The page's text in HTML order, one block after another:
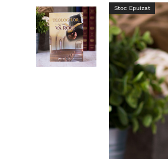
Stoc Epuizat